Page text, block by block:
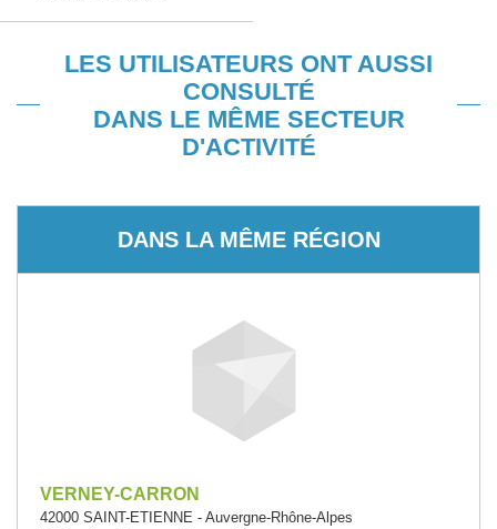
LES UTILISATEURS ONT AUSSI
CONSULTÉ
DANS LE MÊME SECTEUR
D'ACTIVITÉ
DANS LA MÊME RÉGION
VERNEY-CARRON
42000 SAINT-ETIENNE - Auvergne-Rhône-Alpes